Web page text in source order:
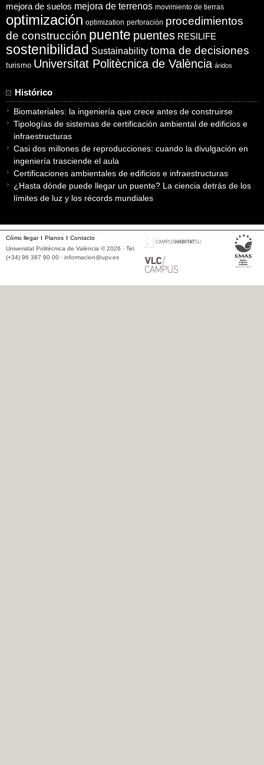
mejora de suelos mejora de terrenos movimiento de tierras
optimización optimization perforación procedimientos
de construcción puente puentes RESILIFE
sostenibilidad Sustainability toma de decisiones
turismo Universitat Politècnica de València áridos
Histórico
Biomateriales: la ingeniería que crece antes de construirse
Tipologías de sistemas de certificación ambiental de edificios e
infraestructuras
Casi dos millones de reproducciones: cuando la divulgación en
ingeniería trasciende el aula
Certificaciones ambientales de edificios e infraestructuras
¿Hasta dónde puede llegar un puente? La ciencia detrás de los
límites de luz y los récords mundiales
Cómo llegar Planos
Contacto
Universitat Politècnica de València © 2026 · Tel.
(+34) 96 387 90 00 · informacion@upv.es